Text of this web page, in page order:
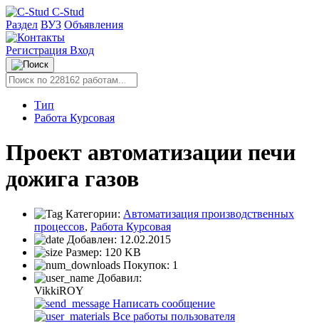
C-Stud
Раздел ВУЗ Объявления
Регистрация Вход
Тип
Работа Курсовая
Проект автоматизации печи
дожига газов
Категории: Автоматизация производственных
процессов, Работа Курсовая
Добавлен: 12.02.2015
Размер: 120 KB
Покупок: 1
Добавил:
VikkiROY
Написать сообщение
Все работы пользователя